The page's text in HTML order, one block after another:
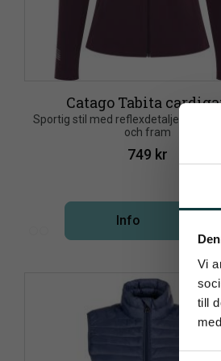
Vi
till
Catago Tabita
​Sportig stil med reflexdetaljer på
och fram
749 kr
Info